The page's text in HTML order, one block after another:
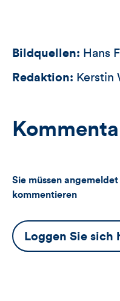
Bildquellen: Hans
Redaktion: Kerstin
Sie müssen
kommentieren
Dieser
Button
Loggen Sie sich